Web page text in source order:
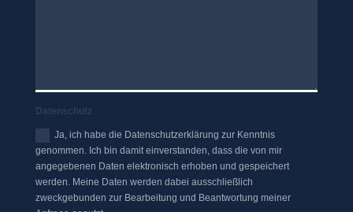
Datenschutz
Ja, ich habe die Datenschutzerklärung zur Kenntnis
genommen. Ich bin damit einverstanden, dass die von mir
angegebenen Daten elektronisch erhoben und gespeichert
werden. Meine Daten werden dabei ausschließlich
zweckgebunden zur Bearbeitung und Beantwortung meiner